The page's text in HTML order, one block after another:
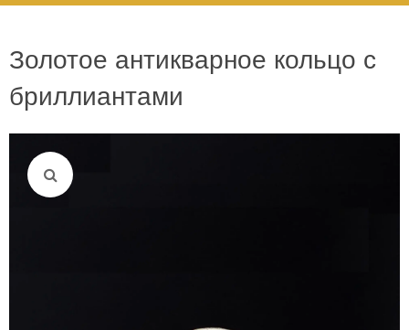
Золотое антикварное кольцо с
бриллиантами